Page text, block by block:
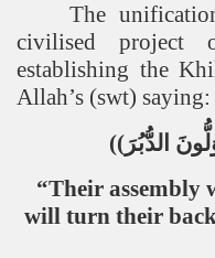
The
civilised project
establishing the
Allah’s (swt) saying:
الدُّبُرَ))
“Their assembly
will turn their